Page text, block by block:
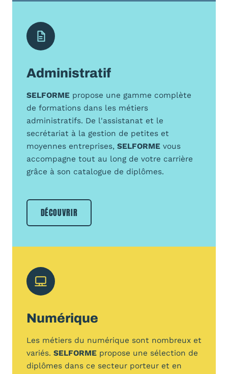
Administratif
SELFORME propose une gamme complète
de formations dans les métiers
administratifs. De l'assistanat et le
secrétariat à la gestion de petites et
moyennes entreprises, SELFORME vous
accompagne tout au long de votre carrière
grâce à son catalogue de diplômes.
DÉCOUVRIR
Numérique
Les métiers du numérique sont nombreux et
variés. SELFORME propose une sélection de
diplômes dans ce secteur porteur et en